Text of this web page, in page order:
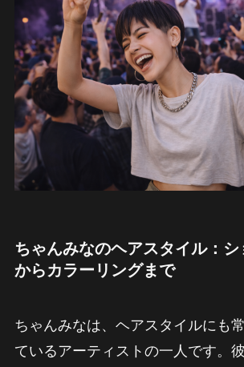
ちゃんみなのヘアスタイル：シ
からカラーリングまで
ちゃんみなは、ヘアスタイルにも
ているアーティストの一人です。